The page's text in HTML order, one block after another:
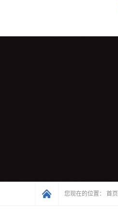
您现在的位置： 首页